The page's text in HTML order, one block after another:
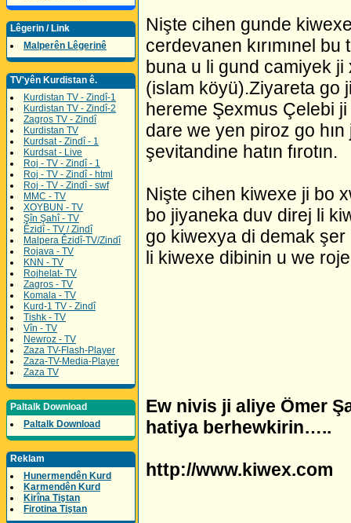
Lêgerin / Link
Malperên Lêgerinê
TV'yên Kurdistan ê.
Kurdistan TV - Zindî-1
Kurdistan TV - Zindî-2
Zagros TV - Zindî
Kurdistan TV
Kurdsat - Zindî - 1
Kurdsat - Live
Roj - TV - Zindî - 1
Roj - TV - Zindî - html
Roj - TV - Zindî - swf
MMC - TV
XOYBUN - TV
Şîn Şahî - TV
Êzidî - TV / Zindî
Malpera Êzidî-TV/Zindî
Rojava - TV
KNN - TV
Rojhelat- TV
Zagros - TV
Komala - TV
Kurd-1 TV - Zindî
Tishk - TV
Vîn - TV
Newroz - TV
Zaza TV-Flash-Player
Zaza-TV-Media-Player
Zaza TV
Paltalk Download
Paltalk Download
Reklam
Hunermendên Kurd
Karmendên Kurd
Kirîna Tiştan
Firotina Tiştan
Nişte cihen gunde
cerdevanen kırımınel
buna u li gund camiyek
(islam köyü).Ziyareta go
hereme Şexmus Çelebi
dare we yen piroz go
şevitandine hatın fırotın.
Nişte cihen kiwexe ji bo
bo jiyaneka duv direj li
go kiwexya di demak
li kiwexe dibinin u we
Ew nivis ji aliye Ömer
hatiya berhewkirin…..
http://www.kiwex.com